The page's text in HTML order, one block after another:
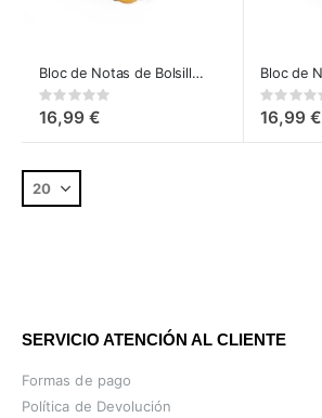
Bloc de Notas de Bolsillo DIN A7 con Tool Pen - amarillo
Rating:
0%
16,99 €
Rating:
0%
16,99 €
SERVICIO ATENCIÓN AL CLIENTE
Formas de pago
Política de Devolución